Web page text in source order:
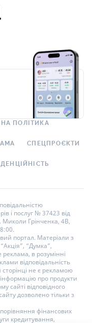
ПОЛІТИКА
СПЕЦПРОЄКТИ
і послуг № 37423 від
Грінченка, 4В,
портал. Матеріали з
“Думка”,
в розумінні
відповідальність
не є рекламою
про продукти
сайті відповідного
дозволено тільки з
фінансових
кредитування,